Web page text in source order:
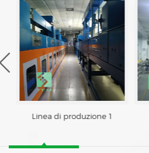
Linea di produzione 1